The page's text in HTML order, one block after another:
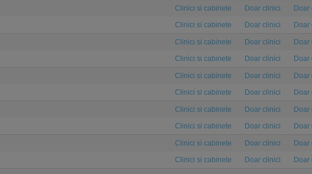
Clinici si cabinete Doar clinici Doar
Clinici si cabinete Doar clinici Doar
Clinici si cabinete Doar clinici Doar
Clinici si cabinete Doar clinici Doar
Clinici si cabinete Doar clinici Doar
Clinici si cabinete Doar clinici Doar
Clinici si cabinete Doar clinici Doar
Clinici si cabinete Doar clinici Doar
Clinici si cabinete Doar clinici Doar
Clinici si cabinete Doar clinici Doar